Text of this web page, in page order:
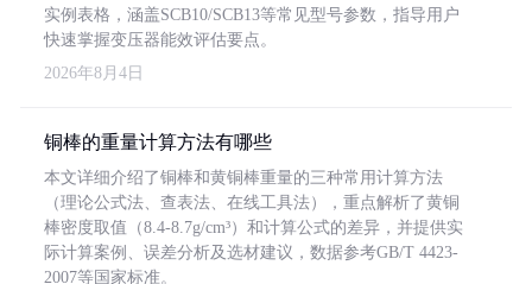
实例表格，涵盖SCB10/SCB13等常见型号参数，指导用户
快速掌握变压器能效评估要点。
2026年8月4日
铜棒的重量计算方法有哪些
本文详细介绍了铜棒和黄铜棒重量的三种常用计算方法
（理论公式法、查表法、在线工具法），重点解析了黄铜
棒密度取值（8.4-8.7g/cm³）和计算公式的差异，并提供实
际计算案例、误差分析及选材建议，数据参考GB/T 4423-
2007等国家标准。